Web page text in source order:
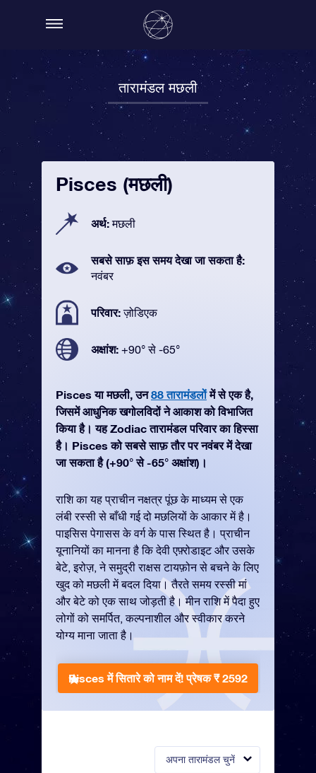
तारामंडल मछली
अपना तारामंडल चुनें
Pisces (मछली)
अर्थ:मछली
सबसे साफ़ इस समय देखा जा सकता है:
नवंबर
परिवार:ज़ोडिएक
अक्षांश: +90° से -65°
Pisces या मछली, उन88 तारामंडलोंमें से एक है,
जिसमें आधुनिक खगोलविदों ने आकाश को विभाजित
किया है। यह Zodiac तारामंडल परिवार का हिस्सा
है। Pisces को सबसे साफ़ तौर पर नवंबर में देखा
जा सकता है (+90° से -65° अक्षांश)।
राशि का यह प्राचीन नक्षत्र पूंछ के माध्यम से एक
लंबी रस्सी से बाँधी गई दो मछलियों के आकार में है।
पाइसिस पेगासस के वर्ग के पास स्थित है। प्राचीन
यूनानियों का मानना है कि देवी एफ़्रोडाइट और उसके
बेटे, इरोज़, ने समुद्री राक्षस टायफ़ोन से बचने के लिए
खुद को मछली में बदल दिया। तैरते समय रस्सी मां
और बेटे को एक साथ जोड़ती है। मीन राशि में पैदा हुए
लोगों को समर्पित, कल्पनाशील और स्वीकार करने
योग्य माना जाता है।
Pisces में सितारे को नाम दें!प्रेषक ₹ 2592